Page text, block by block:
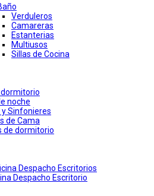
Verduleros
Camareras
Estanterias
Multiusos
Sillas de Cocina
noche
Sinfonieres
de Cama
de dormitorio
Despacho Escritorios
Despacho Escritorio